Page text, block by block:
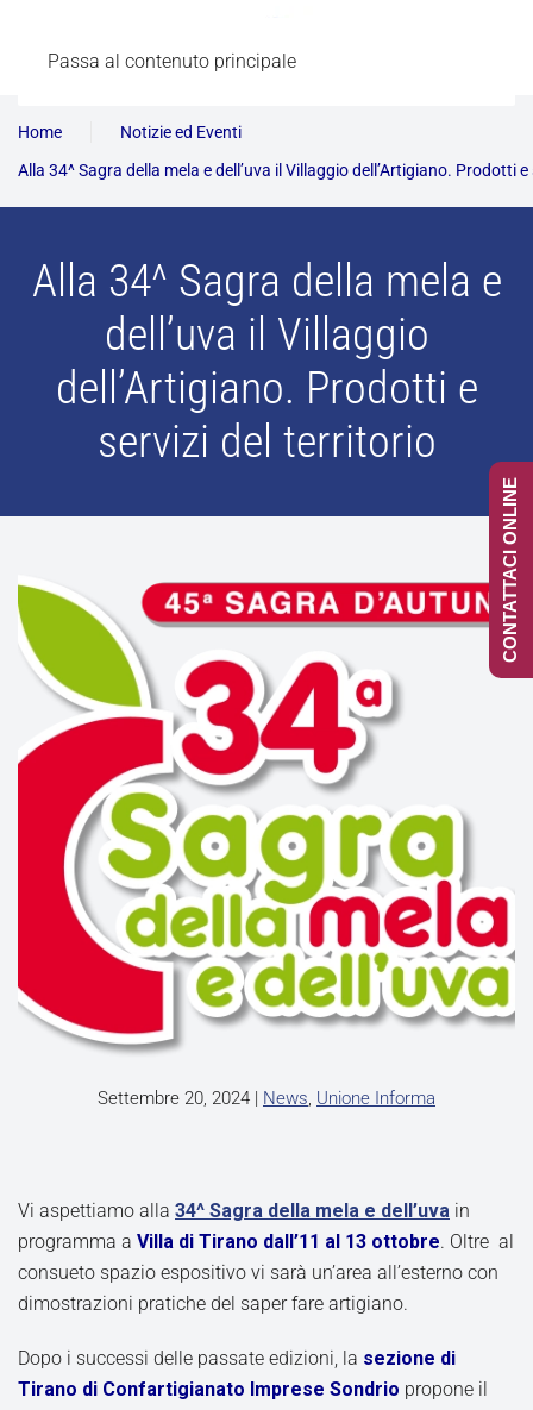
Passa al contenuto principale
Home
Notizie ed Eventi
Alla 34^ Sagra della mela e dell’uva il Villaggio dell’Artigiano. Prodotti
Alla 34^ Sagra della mela e
dell’uva il Villaggio
dell’Artigiano. Prodotti e
servizi del territorio
Settembre 20, 2024 | News, Unione Informa
Vi aspettiamo alla 34^ Sagra della mela e dell’uva in
programma a Villa di Tirano dall’11 al 13 ottobre. Oltre al
consueto spazio espositivo vi sarà un’area all’esterno con
dimostrazioni pratiche del saper fare artigiano.
Dopo i successi delle passate edizioni, la sezione di
Tirano di Confartigianato Imprese Sondrio propone il
CONTATTACI ONLINE